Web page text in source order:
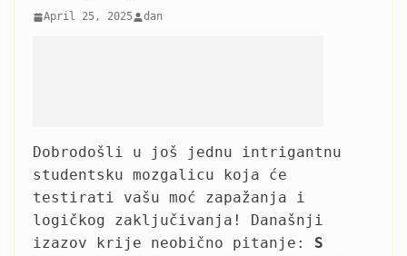
April 25, 2025 dan
Dobrodošli u još jednu intrigantnu
studentsku mozgalicu koja će
testirati vašu moć zapažanja i
logičkog zaključivanja! Današnji
izazov krije neobično pitanje: S